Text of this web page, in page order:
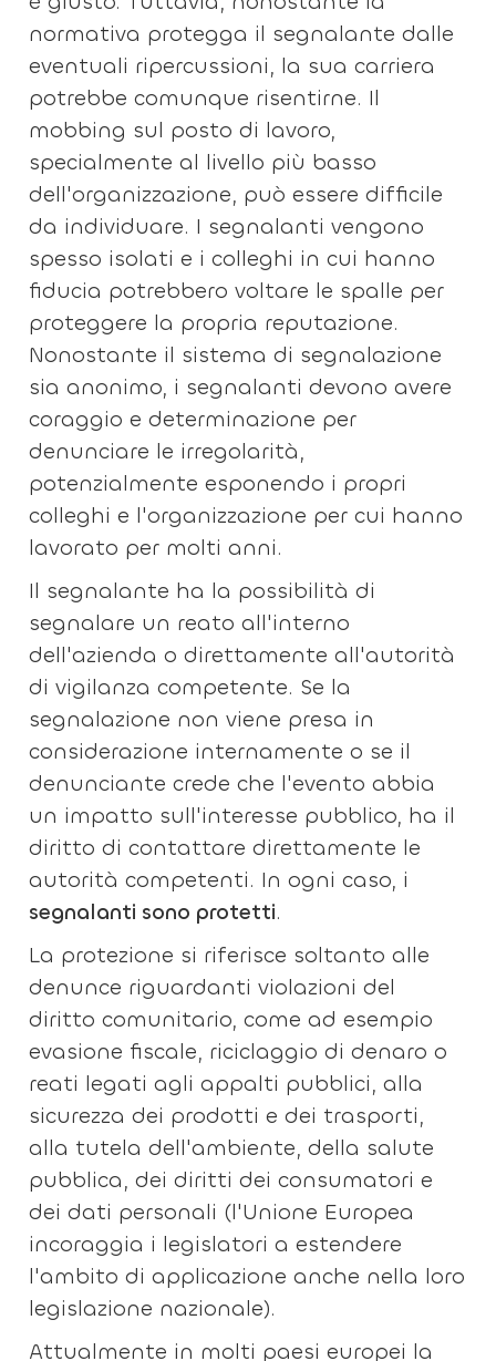
normativa protegga il segnalante dalle
eventuali ripercussioni, la sua carriera
potrebbe comunque risentirne. Il
mobbing sul posto di lavoro,
specialmente al livello più basso
dell'organizzazione, può essere difficile
da individuare. I segnalanti vengono
spesso isolati e i colleghi in cui hanno
fiducia potrebbero voltare le spalle per
proteggere la propria reputazione.
Nonostante il sistema di segnalazione
sia anonimo, i segnalanti devono avere
coraggio e determinazione per
denunciare le irregolarità,
potenzialmente esponendo i propri
colleghi e l'organizzazione per cui hanno
lavorato per molti anni.
Il segnalante ha la possibilità di
segnalare un reato all'interno
dell'azienda o direttamente all'autorità
di vigilanza competente. Se la
segnalazione non viene presa in
considerazione internamente o se il
denunciante crede che l'evento abbia
un impatto sull'interesse pubblico, ha il
diritto di contattare direttamente le
autorità competenti. In ogni caso, i
segnalanti sono protetti.
La protezione si riferisce soltanto alle
denunce riguardanti violazioni del
diritto comunitario, come ad esempio
evasione fiscale, riciclaggio di denaro o
reati legati agli appalti pubblici, alla
sicurezza dei prodotti e dei trasporti,
alla tutela dell'ambiente, della salute
pubblica, dei diritti dei consumatori e
dei dati personali (l'Unione Europea
incoraggia i legislatori a estendere
l'ambito di applicazione anche nella loro
legislazione nazionale).
Attualmente in molti paesi europei la